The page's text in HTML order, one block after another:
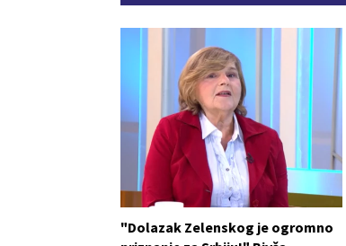
"Dolazak Zelenskog je ogromno